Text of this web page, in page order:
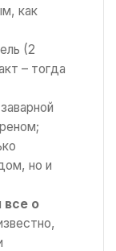
как
(2
– тогда
но и
все о